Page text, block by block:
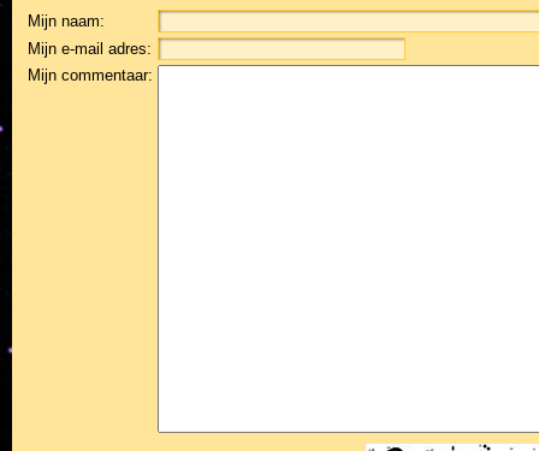
Mijn naam:
Mijn e-mail adres:
Mijn commentaar: